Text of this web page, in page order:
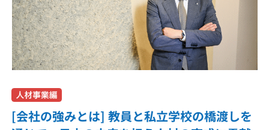
[会社の強みとは] 教員と私立学校の橋渡しを